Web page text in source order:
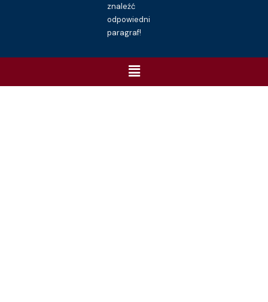
znaleźć
odpowiedni
paragraf!
Menu